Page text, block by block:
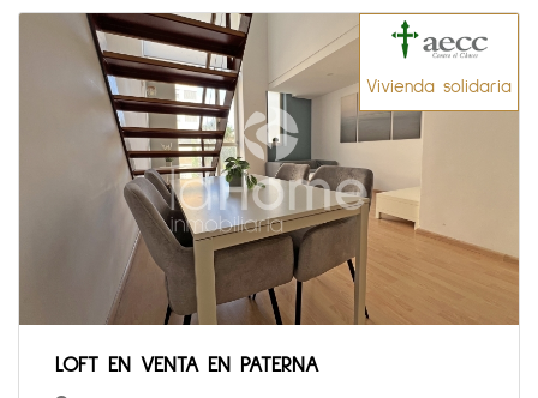
Vivienda solidaria
LOFT EN VENTA EN PATERNA